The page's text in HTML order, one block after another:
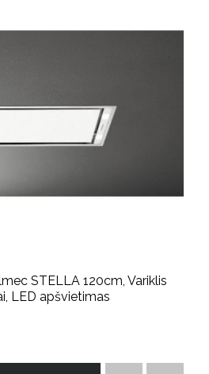
STELLA 120cm, Variklis
LED apšvietimas